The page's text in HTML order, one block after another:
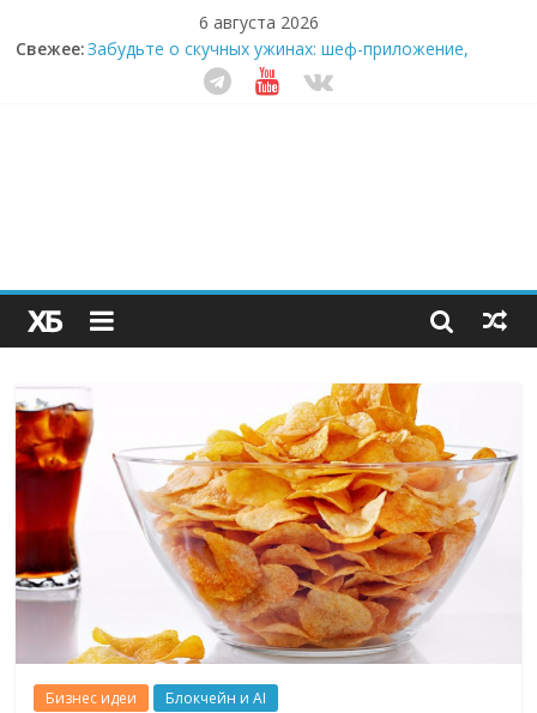
6 августа 2026
Свежее:Забудьте о скучных ужинах: шеф-приложение,
которое видит вашу еду насквозь
Небо зовёт: как бизнес на полётах дронов и
Секрет супергидратации: почему кокосовая вода с
пребиотиками становится главным трендом
здорового питания
Бизнес идеи Блокчейн и AI